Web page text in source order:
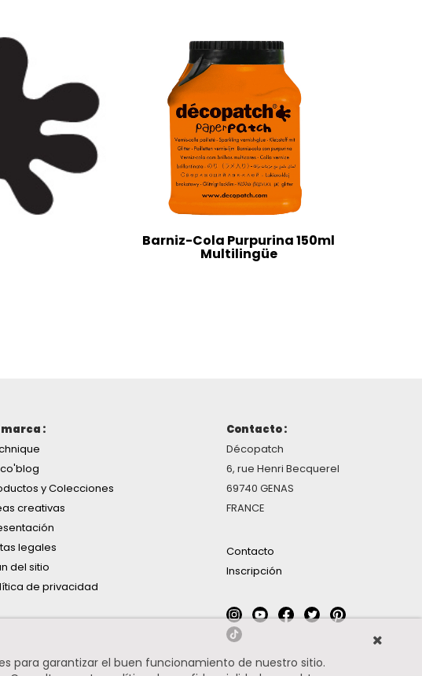
Barniz-Cola Purpurina 150ml
Multilingüe
marca :
y Colecciones
creativas
legales
del sitio
de privacidad
Contacto :
Décopatch
6, rue Henri Becquerel
69740 GENAS
FRANCE
Contacto
Inscripción
para garantizar el buen funcionamiento de nuestro sitio.